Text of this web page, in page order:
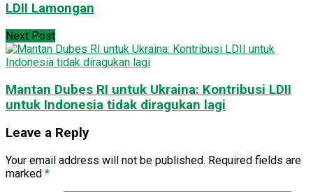
LDII Lamongan
Next Post
Mantan Dubes RI untuk Ukraina: Kontribusi LDII
untuk Indonesia tidak diragukan lagi
Leave a Reply
Your email address will not be published. Required fields are
marked *